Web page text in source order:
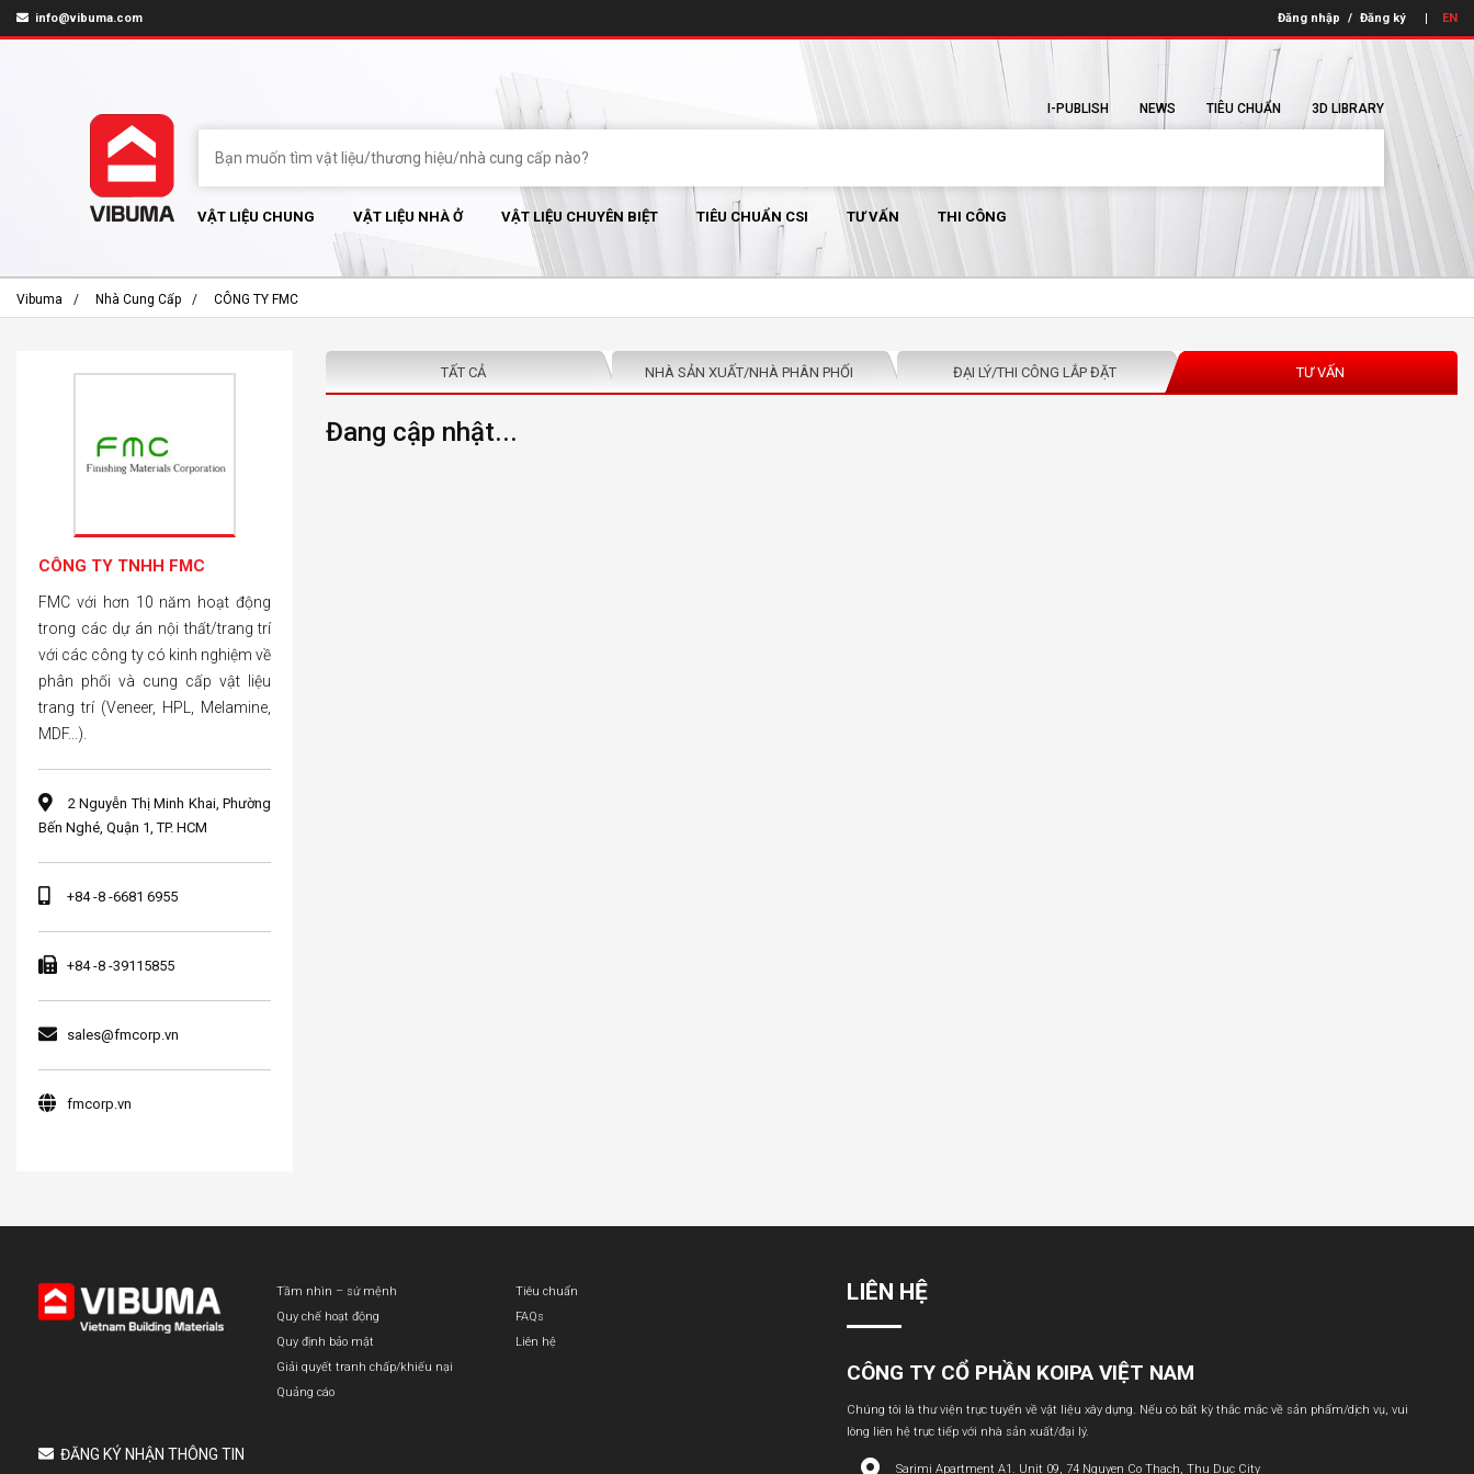
info@vibuma.com Đăng nhập / Đăng ký EN
I-PUBLISH NEWS TIÊU CHUẨN 3D LIBRARY
VẬT LIỆU CHUNG VẬT LIỆU NHÀ Ở VẬT LIỆU CHUYÊN BIỆT TIÊU CHUẨN CSI TƯ VẤN THI CÔNG
Vibuma Nhà Cung Cấp CÔNG TY FMC
TẤT CẢ NHÀ SẢN XUẤT/NHÀ PHÂN PHỐI ĐẠI LÝ/THI CÔNG LẮP ĐẶT TƯ VẤN
Đang cập nhật...
CÔNG TY TNHH FMC
FMC với hơn 10 năm hoạt động
trong các dự án nội thất/trang trí
với các công ty có kinh nghiệm về
phân phối và cung cấp vật liệu
trang trí (Veneer, HPL, Melamine,
MDF...).
2 Nguyễn Thị Minh Khai, Phường
Bến Nghé, Quận 1, TP. HCM
+84 -8 -6681 6955
+84 -8 -39115855
sales@fmcorp.vn
fmcorp.vn
Tầm nhìn – sứ mệnh
Quy chế hoạt động
Quy định bảo mật
Giải quyết tranh chấp/khiếu nại
Quảng cáo
Tiêu chuẩn
FAQs
Liên hệ
ĐĂNG KÝ NHẬN THÔNG TIN
LIÊN HỆ
CÔNG TY CỔ PHẦN KOIPA VIỆT NAM
Chúng tôi là thư viện trực tuyến về vật liệu xây dựng. Nếu có bất kỳ thắc mắc về sản phẩm/dịch vụ, vui
lòng liên hệ trực tiếp với nhà sản xuất/đại lý.
Sarimi Apartment A1. Unit 09, 74 Nguyen Co Thach, Thu Duc City